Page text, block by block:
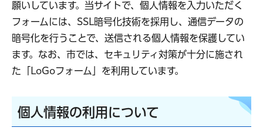
願いしています。当サイトで、個人情報を入力いただく
フォームには、SSL暗号化技術を採用し、通信データの
暗号化を行うことで、送信される個人情報を保護してい
ます。なお、市では、セキュリティ対策が十分に施され
た「LoGoフォーム」を利用しています。
個人情報の利用について